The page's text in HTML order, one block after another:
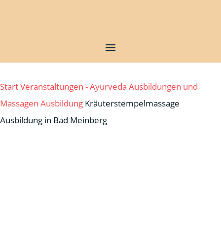
StartVeranstaltungen - Ayurveda Ausbildungen und
Massagen Ausbildung Kräuterstempelmassage
Ausbildung in Bad Meinberg